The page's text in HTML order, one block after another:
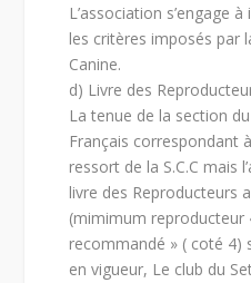
L’association s’engage
les critères imposés par
Canine.
d) Livre des
La tenue de la section
Français correspondant
ressort de la S.C.C mais
livre des Reproducteurs
(mimimum reproducteur
recommandé » ( coté 4)
en vigueur, Le club du